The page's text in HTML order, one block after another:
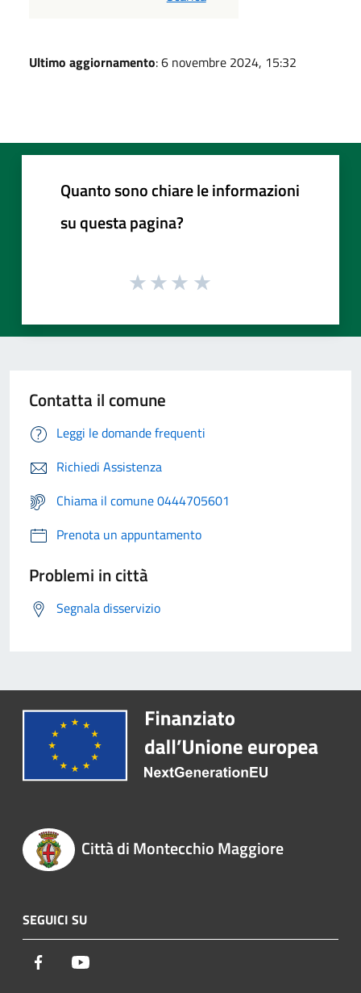
Ultimo aggiornamento: 6 novembre 2024, 15:32
Quanto sono chiare le informazioni
su questa pagina?
Contatta il comune
Leggi le domande frequenti
Richiedi Assistenza
Chiama il comune 0444705601
Prenota un appuntamento
Problemi in città
Segnala disservizio
Città di Montecchio Maggiore
SEGUICI SU
Facebook